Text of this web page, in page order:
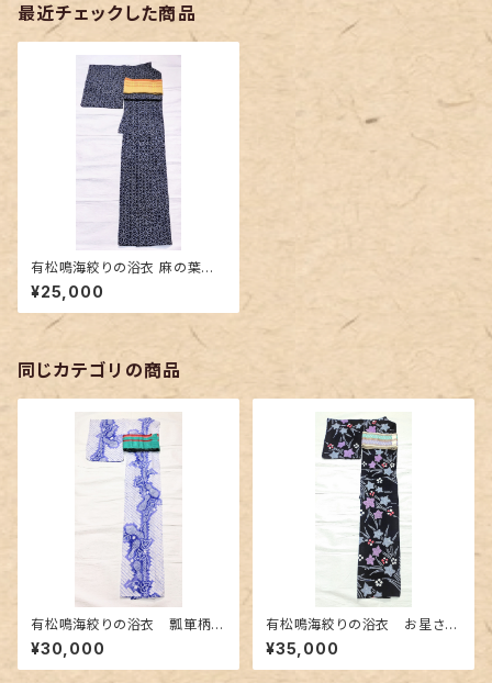
最近チェックした商品
有松鳴海絞りの浴衣 麻の葉柄
身幅たっぷり
¥25,000
同じカテゴリの商品
有松鳴海絞りの浴衣 瓢箪柄
白地に明るい紫色
¥30,000
有松鳴海絞りの浴衣 お星さま
のような桔梗柄
¥35,000